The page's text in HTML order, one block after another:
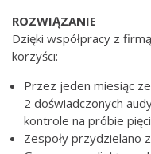
ROZWIĄZANIE
Dzięki współpracy z
korzyści:
Przez jeden miesiąc
2 doświadczonych
kontrole na próbie
Zespoły przydzielano